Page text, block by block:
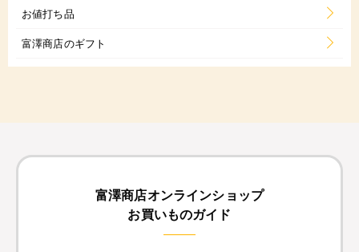
お値打ち品
富澤商店のギフト
富澤商店オンラインショップ
お買いものガイド